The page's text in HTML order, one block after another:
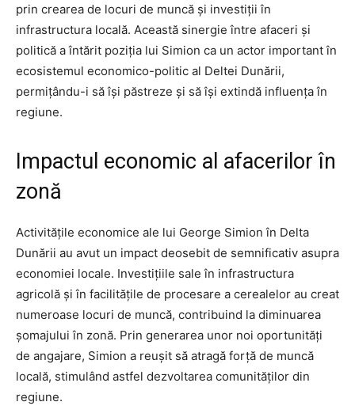
prin crearea de locuri de muncă și investiții în
infrastructura locală. Această sinergie între afaceri și
politică a întărit poziția lui Simion ca un actor important în
ecosistemul economico-politic al Deltei Dunării,
permițându-i să își păstreze și să își extindă influența în
regiune.
Impactul economic al afacerilor în
zonă
Activitățile economice ale lui George Simion în Delta
Dunării au avut un impact deosebit de semnificativ asupra
economiei locale. Investițiile sale în infrastructura
agricolă și în facilitățile de procesare a cerealelor au creat
numeroase locuri de muncă, contribuind la diminuarea
șomajului în zonă. Prin generarea unor noi oportunități
de angajare, Simion a reușit să atragă forță de muncă
locală, stimulând astfel dezvoltarea comunităților din
regiune.